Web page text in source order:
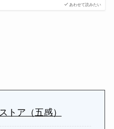
あわせて読みたい
トア（五感）